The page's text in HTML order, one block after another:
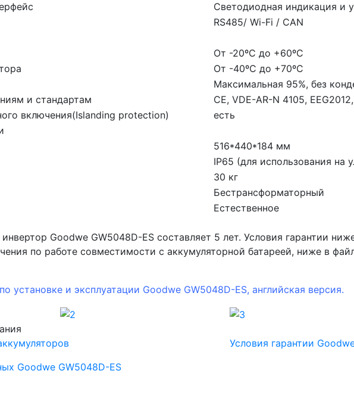
Светодиодная индикация и
RS485/ Wi-Fi / CAN
От -20ºС до +60ºС
От -40ºС до +70ºС
Максимальная 95%, без
и стандартам
CE, VDE-AR-N 4105,
включения(Islanding protection)
есть
516*440*184 мм
IP65 (для использования на
30 кг
Бестрансформаторный
Естественное
Goodwe GW5048D-ES составляет 5 лет. Условия гарантии
по работе совместимости с аккумуляторной батареей, ниже в
установке и эксплуатации Goodwe GW5048D-ES, английская версия.
Условия гарантии
Goodwe GW5048D-ES